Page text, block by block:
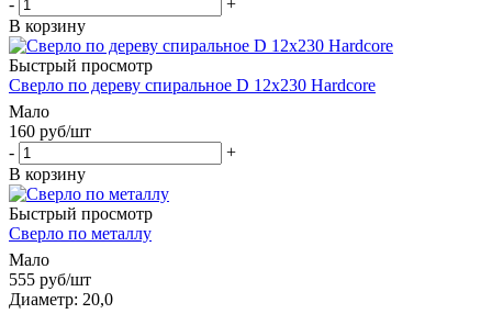
В корзину
Быстрый просмотр
Сверло по дереву спиральное D 12х230 Hardcore
Мало
160 руб/шт
-
+
В корзину
Быстрый просмотр
Сверло по металлу
Мало
555 руб/шт
Диаметр: 20,0